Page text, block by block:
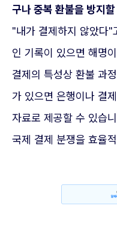
구나 중복 환불을 방지
"내가 결제하지 않았다
인 기록이 있으면 해명
결제의 특성상 환불 과
가 있으면 은행이나 결
자료로 제공할 수 있습
국제 결제 분쟁을 효율